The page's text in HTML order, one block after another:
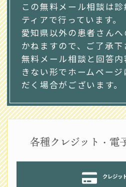
この無料メール相談は
ティアで行っています。
愛知県以外の患者さん
かねますので、ご了承
無料メール相談と回答
きない形でホームペー
だく場合がございます。
各種クレジット・電
クレジッ